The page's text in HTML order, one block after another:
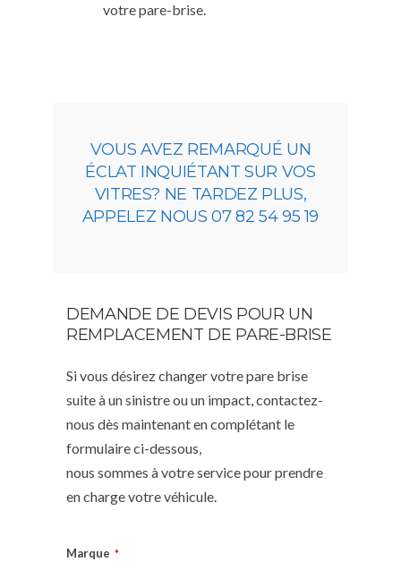
votre pare-brise.
VOUS AVEZ REMARQUÉ UN
ÉCLAT INQUIÉTANT SUR VOS
VITRES? NE TARDEZ PLUS,
APPELEZ NOUS 07 82 54 95 19
DEMANDE DE DEVIS POUR UN
REMPLACEMENT DE PARE-BRISE
Si vous désirez changer votre pare brise
suite à un sinistre ou un impact, contactez-
nous dès maintenant en complétant le
formulaire ci-dessous,
nous sommes à votre service pour prendre
en charge votre véhicule.
Marque *